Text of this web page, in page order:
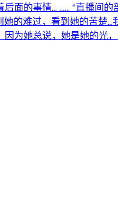
的事情... ...... “直播间
的难过，看到她的苦楚
为她总说，她是她的光